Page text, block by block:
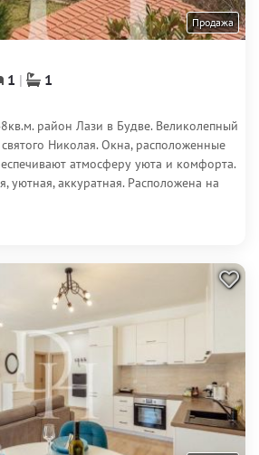
Продажа
1
1
район Лази в Будве. Великолепный
Николая. Окна, расположенные
атмосферу уюта и комфорта.
уютная, аккуратная. Расположена на